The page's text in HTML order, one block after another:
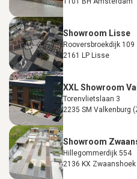
Showroom Lisse
Rooversbroekdijk 109
2161 LP Lisse
XXL Showroom
Torenvlietslaan 3
2235 SM Valkenburg
Showroom
Hillegommerdijk 554
2136 KX Zwaanshoek